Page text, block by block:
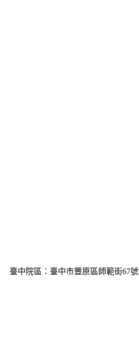
臺中院區：臺中市豐原區師範街67號